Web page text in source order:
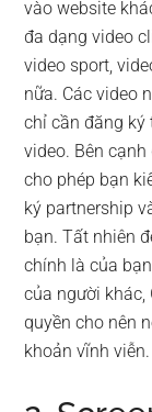
vào website
đa dạng video
video sport,
nữa. Các video
chỉ cần đăng ký
video. Bên
cho phép bạn
ký partnership
bạn. Tất nhiên
chính là của
của người khác,
quyền cho nên
khoản vĩnh viễn.